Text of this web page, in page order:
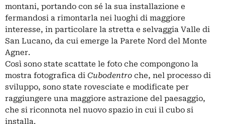
montani, portando con sé la sua installazione e
fermandosi a rimontarla nei luoghi di maggiore
interesse, in particolare la stretta e selvaggia Valle di
San Lucano, da cui emerge la Parete Nord del Monte
Agner.
Così sono state scattate le foto che compongono la
mostra fotografica di Cubodentro che, nel processo di
sviluppo, sono state rovesciate e modificate per
raggiungere una maggiore astrazione del paesaggio,
che si riconnota nel nuovo spazio in cui il cubo si
installa.